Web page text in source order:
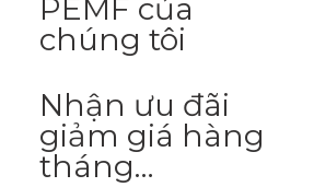
PEMF của
chúng tôi
Nhận ưu đãi
giảm giá hàng
tháng…